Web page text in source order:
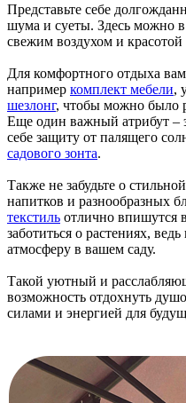
Представьте себе
шума и суеты. Здесь можно
свежим воздухом и
Для комфортного отдыха
например комплект мебели,
шезлонг, чтобы можно было
Еще один важный атрибут –
себе защиту от палящего
садового зонта.
Также не забудьте о стильной
напитков и разнообразных
текстиль отлично впишутся
заботиться о растениях,
атмосферу в вашем саду.
Такой уютный и
возможность отдохнуть
силами и энергией для